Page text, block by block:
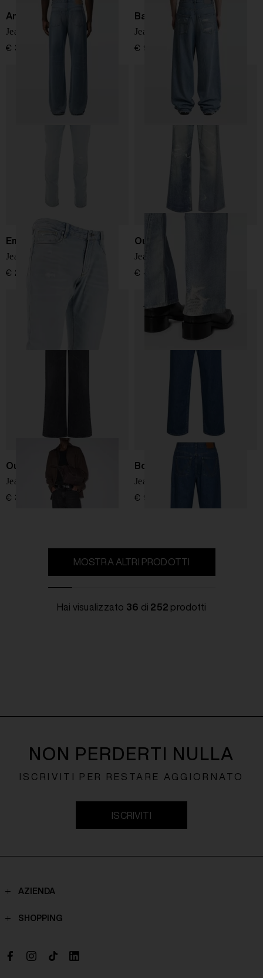
Ami Paris
Jeans a gamba larga
€ 320,00
Balenciaga
Jeans in denim baggy
€ 950,00
Emporio Armani
Jeans in denim slim
€ 240,00
Our Legacy
Jeans a terzo taglio
€ 430,00
Our Legacy
Jeans Third cut
€ 330,00
Bottega Veneta
Jeans a gamba larga
€ 950,00
MOSTRA ALTRI PRODOTTI
Hai visualizzato 36 di 252 prodotti
NON PERDERTI NULLA
ISCRIVITI PER RESTARE AGGIORNATO
ISCRIVITI
AZIENDA
Contatti
Boutique
SHOPPING